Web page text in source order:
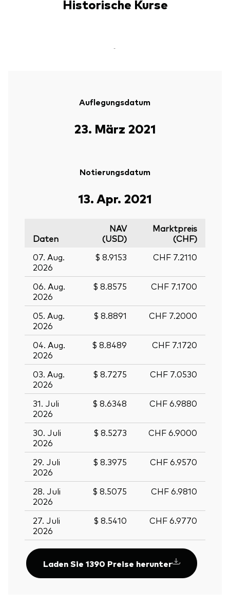
Historische Kurse
-
Auflegungsdatum
23. März 2021
Notierungsdatum
13. Apr. 2021
Daten
NAV
(USD)
Marktpreis
(CHF)
07. Aug.
2026
$ 8.9153 CHF 7.2110
06. Aug.
2026
$ 8.8575 CHF 7.1700
05. Aug.
2026
$ 8.8891 CHF 7.2000
04. Aug.
2026
$ 8.8489 CHF 7.1720
03. Aug.
2026
$ 8.7275 CHF 7.0530
31. Juli
2026
$ 8.6348 CHF 6.9880
30. Juli
2026
$ 8.5273 CHF 6.9000
29. Juli
2026
$ 8.3975 CHF 6.9570
28. Juli
2026
$ 8.5075 CHF 6.9810
27. Juli
2026
$ 8.5410 CHF 6.9770
Laden Sie 1390 Preise herunter